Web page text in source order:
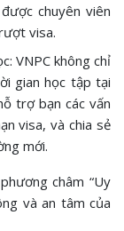
chuyên viên
visa.
VNPC không chỉ
gian học tập tại
trợ bạn các vấn
visa, và chia sẻ
mới.
châm “Uy
và an tâm của